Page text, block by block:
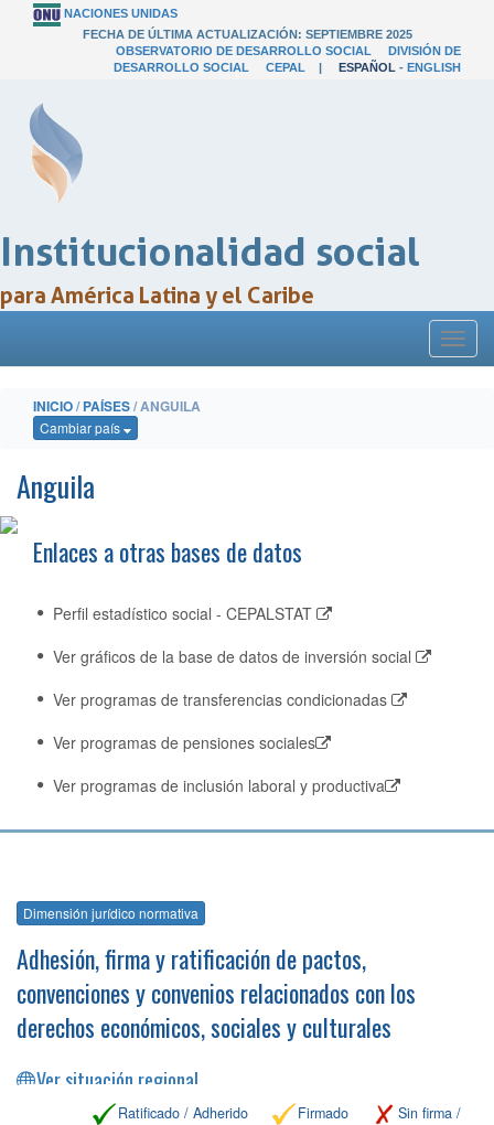
NACIONES UNIDAS
FECHA DE ÚLTIMA ACTUALIZACIÓN: SEPTIEMBRE 2025
OBSERVATORIO DE DESARROLLO SOCIAL
DIVISIÓN DE
DESARROLLO SOCIAL
CEPAL | ESPAÑOL - ENGLISH
Institucionalidad social
para América Latina y el Caribe
INICIO/PAÍSES/ ANGUILA
Cambiar país
Anguila
Enlaces a otras bases de datos
Perfil estadístico social - CEPALSTAT
Ver gráficos de la base de datos de inversión social
Ver programas de transferencias condicionadas
Ver programas de pensiones sociales
Ver programas de inclusión laboral y productiva
Dimensión jurídico normativa
Adhesión, firma y ratificación de pactos,
convenciones y convenios relacionados con los
derechos económicos, sociales y culturales
Ver situación regional
Ratificado / Adherido Firmado
Sin firma /